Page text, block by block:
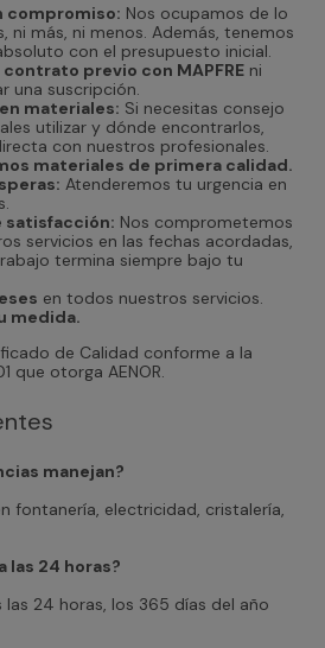
compromiso: Nos ocupamos de lo
ni más, ni menos. Además, tenemos
con el presupuesto inicial.
previo con MAPFRE ni
una suscripción.
materiales: Si necesitas consejo
utilizar y dónde encontrarlos,
con nuestros profesionales.
materiales de primera calidad.
Atenderemos tu urgencia en
satisfacción: Nos comprometemos
servicios en las fechas acordadas,
termina siempre bajo tu
en todos nuestros servicios.
medida.
de Calidad conforme a la
que otorga AENOR.
manejan?
fontanería, electricidad, cristalería,
las 24 horas?
24 horas, los 365 días del año